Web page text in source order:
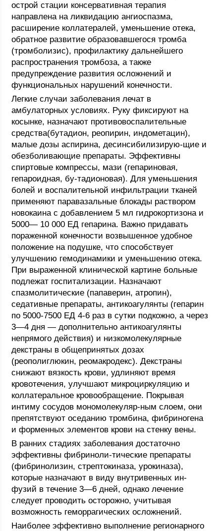
острой стации консервативная терапия
направлена на ликвидацию ангиоспазма,
расширение коллатералей, уменьшение отека,
обратное развитие образовавшегося тромба
(тромболизис), профилактику дальнейшего
распространения тромбоза, а также
предупреждение развития осложнений и
функциональных нарушений конечности.
Легкие случаи заболевания лечат в
амбулаторных условиях. Руку фиксируют на
косынке, назначают противовоспалительные
средства(бутадион, реопирин, индометацин),
малые дозы аспирина, десинсибилизирую-щие и
обезболивающие препараты. Эффективны
спиртовые компрессы, мази (гепариновая,
гепароидная, бу-тадионовая). Для уменьшения
болей и воспалительной инфильтрации тканей
применяют паравазальные блокады раствором
новокаина с добавлением 5 мл гидрокортизона и
5000— 10 000 ЕД гепарина. Важно придавать
пораженной конечности возвышенное удобное
положение на подушке, что способствует
улучшению гемодинамики и уменьшению отека.
При выраженной клинической картине больные
подлежат госпитализации. Назначают
спазмолитические (папаверин, атропин),
седативные препараты, антикоагулянты (гепарин
по 5000-7500 ЕД 4-6 раз в сутки подкожно, а через
3—4 дня — дополнительно антикоагулянты
непрямого действия) и низкомолекулярные
декстраны в общепринятых дозах
(реополиглюкин, реомакродекс). Декстраны
снижают вязкость крови, удлиняют время
кровотечения, улучшают микроциркуляцию и
коллатеральное кровообращение. Покрывая
интиму сосудов мономолекуляр-ным слоем, они
препятствуют оседанию тромбина, фибриногена
и форменных элементов крови на стенку вены.
В ранних стадиях заболевания достаточно
эффективны фибриноли-тические препараты
(фибринолизин, стрептокиназа, урокиназа),
которые назначают в виду внутривенных ин-
фузий в течение 3—6 дней, однако лечение
следует проводить осторожно, учитывая
возможность геморрагических осложнений.
Наиболее эффективно выполнение регионарного